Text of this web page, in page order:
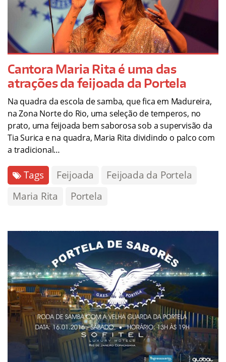
Cantora Maria Rita é uma das
atrações da feijoada da Portela
Na quadra da escola de samba, que fica em Madureira,
na Zona Norte do Rio, uma seleção de temperos, no
prato, uma feijoada bem saborosa sob a supervisão da
Tia Surica e na quadra, Maria Rita dividindo o palco com
a tradicional…
Tags Feijoada
Feijoada da Portela
Maria Rita
Portela